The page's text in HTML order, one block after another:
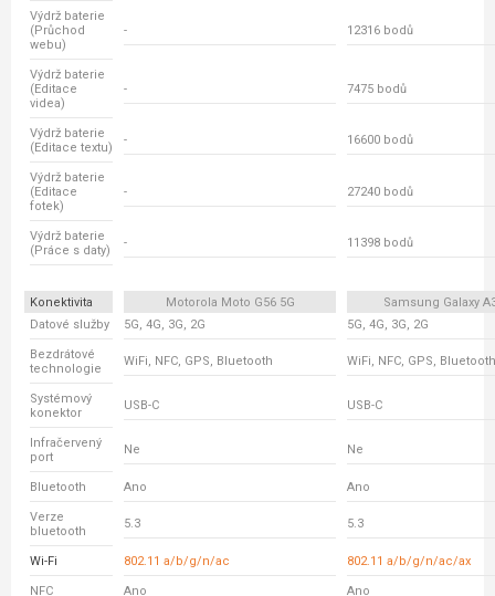
Výdrž baterie
(Průchod
webu)
- 12316 bodů
Výdrž baterie
(Editace
videa)
- 7475 bodů
Výdrž baterie
(Editace textu)
- 16600 bodů
Výdrž baterie
(Editace
fotek)
- 27240 bodů
Výdrž baterie
(Práce s daty)
- 11398 bodů
Konektivita Motorola Moto G56 5G
Samsung Galaxy
Datové služby
5G, 4G, 3G, 2G 5G, 4G, 3G, 2G
Bezdrátové
technologie
WiFi, NFC, GPS, Bluetooth WiFi, NFC, GPS, Bluetooth
Systémový
konektor
USB-C USB-C
Infračervený
port
Ne Ne
Bluetooth Ano Ano
Verze
bluetooth
5.3 5.3
Wi-Fi 802.11 a/b/g/n/ac 802.11 a/b/g/n/ac/ax
NFC Ano Ano